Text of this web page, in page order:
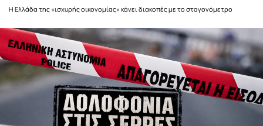
Η Ελλάδα της «ισχυρής οικονομίας» κάνει διακοπές με το σταγονόμετρο